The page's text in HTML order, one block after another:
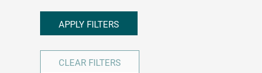
APPLY FILTERS
CLEAR FILTERS